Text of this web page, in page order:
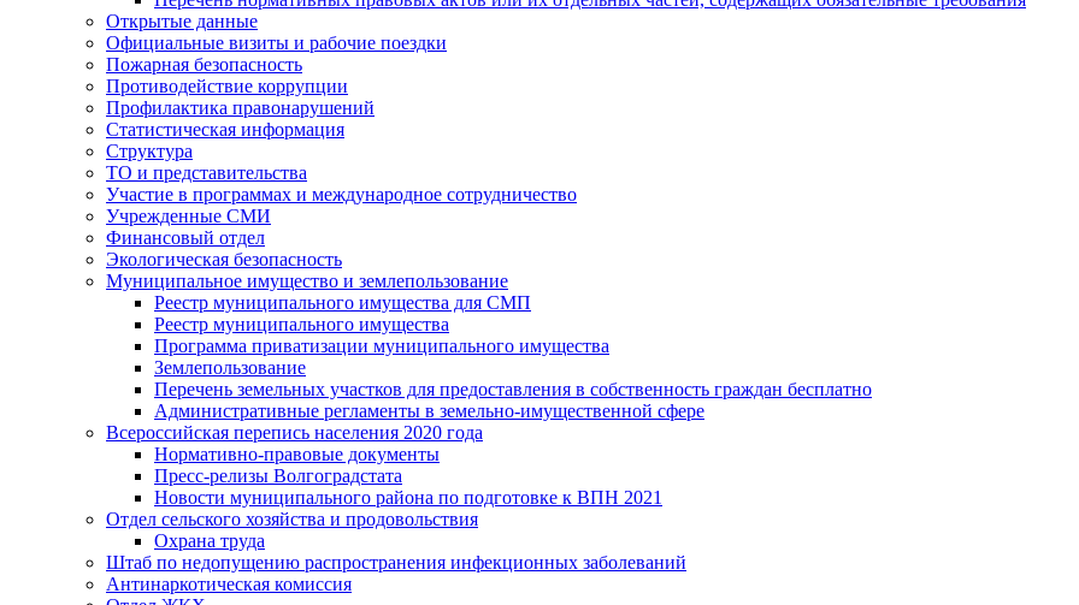
Открытые данные
Официальные визиты и рабочие поездки
Пожарная безопасность
Противодействие коррупции
Профилактика правонарушений
Статистическая информация
Структура
ТО и представительства
Участие в программах и международное сотрудничество
Учрежденные СМИ
Финансовый отдел
Экологическая безопасность
Муниципальное имущество и землепользование
Реестр муниципального имущества для СМП
Реестр муниципального имущества
Программа приватизации муниципального имущества
Землепользование
Перечень земельных участков для предоставления в собственность граждан бесплатно
Административные регламенты в земельно-имущественной сфере
Всероссийская перепись населения 2020 года
Нормативно-правовые документы
Пресс-релизы Волгоградстата
Новости муниципального района по подготовке к ВПН 2021
Отдел сельского хозяйства и продовольствия
Охрана труда
Штаб по недопущению распространения инфекционных заболеваний
Антинаркотическая комиссия